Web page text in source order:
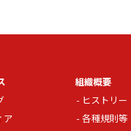
ア
組織概要
ヒストリー
各種規則等